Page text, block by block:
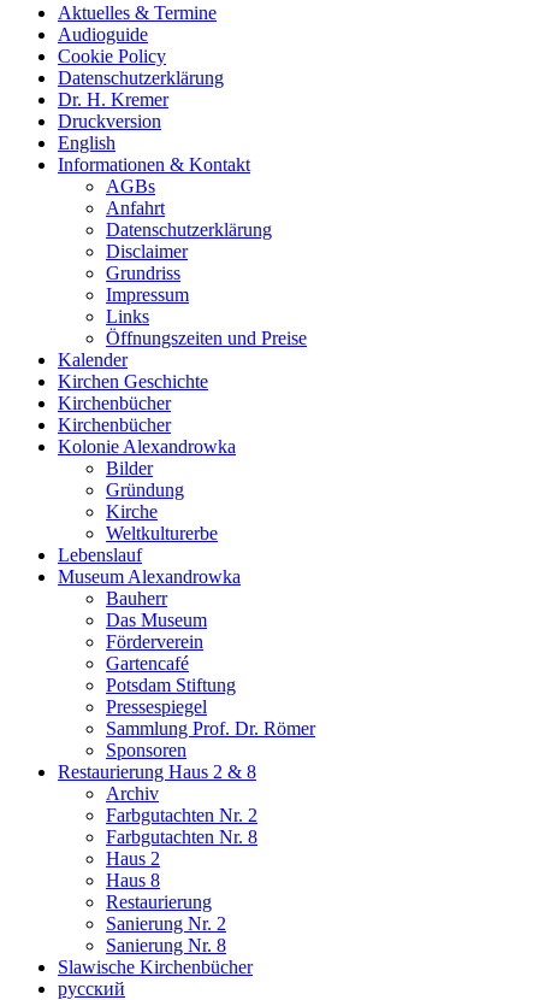
Aktuelles & Termine
Audioguide
Cookie Policy
Datenschutzerklärung
Dr. H. Kremer
Druckversion
English
Informationen & Kontakt
AGBs
Anfahrt
Datenschutzerklärung
Disclaimer
Grundriss
Impressum
Links
Öffnungszeiten und Preise
Kalender
Kirchen Geschichte
Kirchenbücher
Kirchenbücher
Kolonie Alexandrowka
Bilder
Gründung
Kirche
Weltkulturerbe
Lebenslauf
Museum Alexandrowka
Bauherr
Das Museum
Förderverein
Gartencafé
Potsdam Stiftung
Pressespiegel
Sammlung Prof. Dr. Römer
Sponsoren
Restaurierung Haus 2 & 8
Archiv
Farbgutachten Nr. 2
Farbgutachten Nr. 8
Haus 2
Haus 8
Restaurierung
Sanierung Nr. 2
Sanierung Nr. 8
Slawische Kirchenbücher
русский